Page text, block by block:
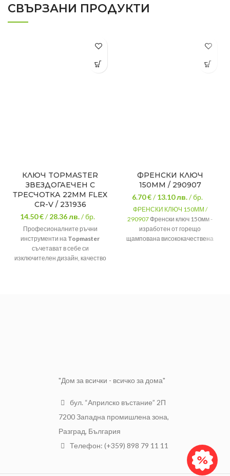
СВЪРЗАНИ ПРОДУКТИ
КЛЮЧ TOPMASTER
ЗВЕЗДОГАЕЧЕН С
ТРЕСЧОТКА 22MM FLEX
CR-V / 231936
14.50 €/28.36лв./ бр.
Професионалните ръчни
инструменти на Topmaster
съчетават в себе си
изключителен дизайн, качество
ФРЕНСКИ КЛЮЧ
150ММ / 290907
6.70 €/13.10лв./ бр.
ФРЕНСКИ КЛЮЧ 150ММ /
290907Френски ключ 150мм -
изработен от горещо
щампована висококачествена
"Дом за всички - всичко за дома"
бул. “Априлско въстание” 2П
7200 Западна промишлена зона,
Разград, България
Телефон: (+359) 898 79 11 11